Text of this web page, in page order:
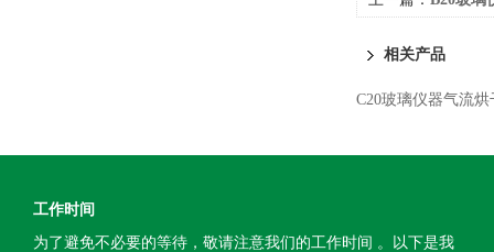
相关产品
C20玻璃仪器气流烘
工作时间
为了避免不必要的等待，敬请注意我们的工作时间 。以下是我